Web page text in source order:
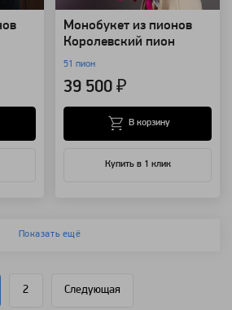
Монобукет из пионов
Королевский пион
51 пион
39 500 ₽
Купить в 1 клик
В корзину
Показать ещё
2 Следующая